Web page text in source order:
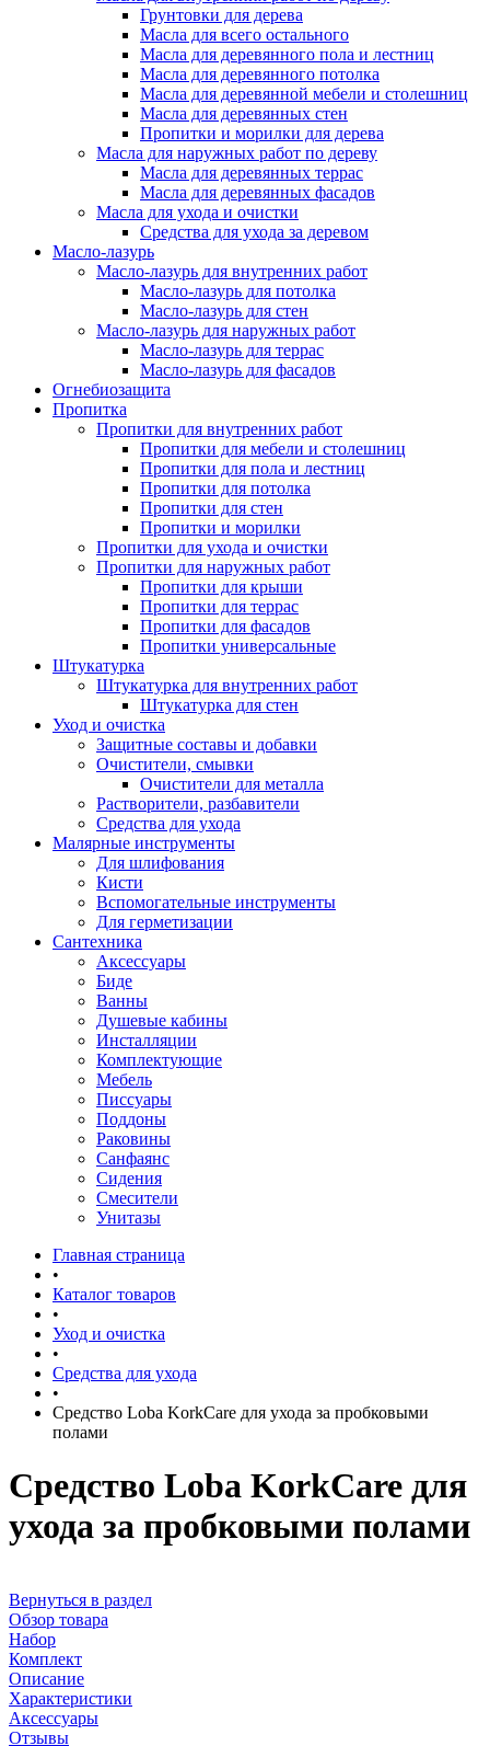
Грунтовки для дерева
Масла для всего остального
Масла для деревянного пола и лестниц
Масла для деревянного потолка
Масла для деревянной мебели и столешниц
Масла для деревянных стен
Пропитки и морилки для дерева
Масла для наружных работ по дереву
Масла для деревянных террас
Масла для деревянных фасадов
Масла для ухода и очистки
Средства для ухода за деревом
Масло-лазурь
Масло-лазурь для внутренних работ
Масло-лазурь для потолка
Масло-лазурь для стен
Масло-лазурь для наружных работ
Масло-лазурь для террас
Масло-лазурь для фасадов
Огнебиозащита
Пропитка
Пропитки для внутренних работ
Пропитки для мебели и столешниц
Пропитки для пола и лестниц
Пропитки для потолка
Пропитки для стен
Пропитки и морилки
Пропитки для ухода и очистки
Пропитки для наружных работ
Пропитки для крыши
Пропитки для террас
Пропитки для фасадов
Пропитки универсальные
Штукатурка
Штукатурка для внутренних работ
Штукатурка для стен
Уход и очистка
Защитные составы и добавки
Очистители, смывки
Очистители для металла
Растворители, разбавители
Средства для ухода
Малярные инструменты
Для шлифования
Кисти
Вспомогательные инструменты
Для герметизации
Сантехника
Аксессуары
Биде
Ванны
Душевые кабины
Инсталляции
Комплектующие
Мебель
Писсуары
Поддоны
Раковины
Санфаянс
Сидения
Смесители
Унитазы
Главная страница
•
Каталог товаров
•
Уход и очистка
•
Средства для ухода
•
Средство Loba KorkCare для ухода за пробковыми
полами
Средство Loba KorkCare для
ухода за пробковыми полами
Вернуться в раздел
Обзор товара
Набор
Комплект
Описание
Характеристики
Аксессуары
Отзывы